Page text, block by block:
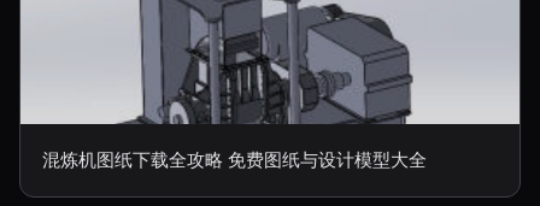
混炼机图纸下载全攻略 免费图纸与设计模型大全